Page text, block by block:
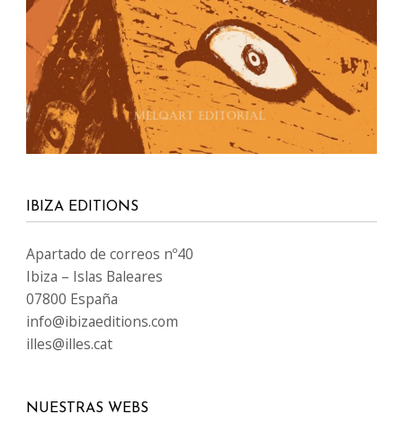
IBIZA EDITIONS
Apartado de correos nº40
Ibiza – Islas Baleares
07800 España
info@ibizaeditions.com
illes@illes.cat
NUESTRAS WEBS